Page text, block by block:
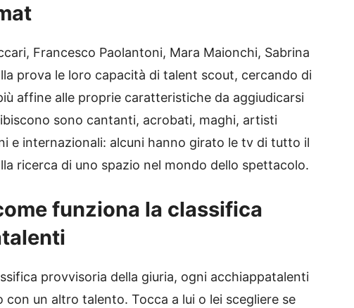
Francesco Paolantoni, Mara Maionchi, Sabrina
prova le loro capacità di talent scout, cercando di
affine alle proprie caratteristiche da aggiudicarsi
sono cantanti, acrobati, maghi, artisti
e internazionali: alcuni hanno girato le tv di tutto il
ricerca di uno spazio nel mondo dello spettacolo.
funziona la classifica
provvisoria della giuria, ogni acchiappatalenti
con un altro talento. Tocca a lui o lei scegliere se